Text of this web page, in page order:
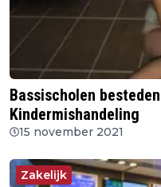
Bassischolen
Kindermishandeling
15 november 2021
Zakelijk